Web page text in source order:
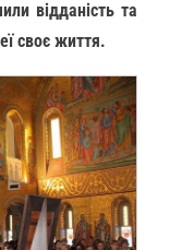
відданість та
своє життя.